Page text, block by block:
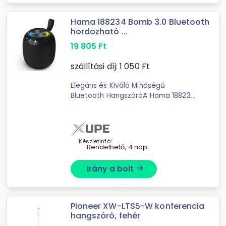
Hama 188234 Bomb 3.0 Bluetooth
hordozható ...
19 805 Ft
szállítási díj: 1 050Ft
Elegáns és Kiváló Minőségű
Bluetooth HangszóróA Hama 188234
zenei élményt fokoz. A stílusos ...
Készletinfó:
Rendelhető, 4 nap
Irány a bolt arrow_forward
Pioneer XW-LTS5-W konferencia
hangszóró, fehér